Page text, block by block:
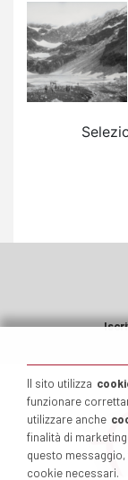
Il sito utilizza
funzionare
utilizzare anche
finalità di
questo messaggio,
cookie necessari.